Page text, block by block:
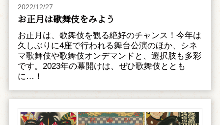
2022/12/27
お正月は歌舞伎をみよう
お正月は、歌舞伎を観る絶好のチャンス！今年は
久しぶりに4座で行われる舞台公演のほか、シネ
マ歌舞伎や歌舞伎オンデマンドと、選択肢も多彩
です。2023年の幕開けは、ぜひ歌舞伎ととも
に…！